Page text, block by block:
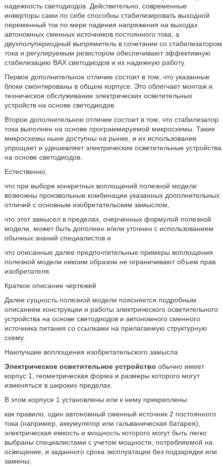
надежность светодиодов. Действительно, современные
инверторы сами по себе способны стабилизировать выходной
переменный ток по мере падения напряжения на выходах
автономных сменных источников постоянного тока, а
двухполупериодный выпрямитель в сочетании со стабилизатором
тока и регулируемым резистором обеспечивают эффективную
стабилизацию ВАХ светодиодов и их надежную работу.
Первое дополнительное отличие состоит в том, что указанные
блоки смонтированы в общем корпусе. Это облегчает монтаж и
техническое обслуживание электрических осветительных
устройств на основе светодиодов.
Второе дополнительное отличие состоит в том, что стабилизатор
тока выполнен на основе программируемой микросхемы. Такие
микросхемы ныне доступны на рынке, и их использование
упрощает и удешевляет электрические осветительные устройства
на основе светодиодов.
Естественно,
что при выборе конкретных воплощений полезной модели
возможны произвольные комбинации указанных дополнительных
отличий с основным изобретательским замыслом,
что этот замысел в пределах, очерченных формулой полезной
модели, может быть дополнен и/или уточнен с использованием
обычных знаний специалистов и
что описанные далее предпочтительные примеры воплощения
полезной модели никоим образом не ограничивают объем прав
изобретателя.
Краткое описание чертежей
Далее сущность полезной модели поясняется подробным
описанием конструкции и работы электрического осветительного
устройства на основе светодиодов и автономного сменного
источника питания со ссылками на прилагаемую структурную
схему.
Наилучшие воплощения изобретательского замысла
Электрическое осветительное устройство обычно имеет
корпус 1, геометрическая форма и размеры которого могут
изменяться в широких пределах.
В этом корпусе 1 установлены или к нему прикреплены:
как правило, один автономный сменный источник 2 постоянного
тока (например, аккумулятор или гальваническая батарея),
электрическая емкость и мощность которого могут быть легко
выбраны специалистами с учетом мощности, потребляемой на
освещение, и заданного срока эксплуатации без подзарядки или
замены;